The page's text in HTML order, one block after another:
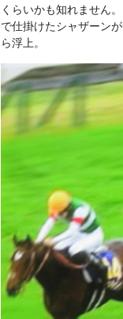
くらいかも知れません
で仕掛けたシャザーン
ら浮上。